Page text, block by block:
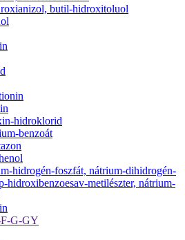
butil-hidroxitoluol
hidroklorid
benzoát
hidrogén-foszfát, nátrium-dihidrogén-
hidroxibenzoesav-metilészter, nátrium-
F-G-GY